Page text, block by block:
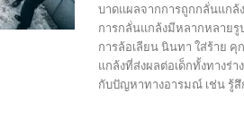
บาดแผลจากการถูกกลั่นแกล้
การกลั่นแกล้งมีหลากหลายรู
การล้อเลียน นินทา ใส่ร้าย
แกล้งที่ส่งผลต่อเด็กทั้งทางร่
กับปัญหาทางอารมณ์ เช่น รู้สึ